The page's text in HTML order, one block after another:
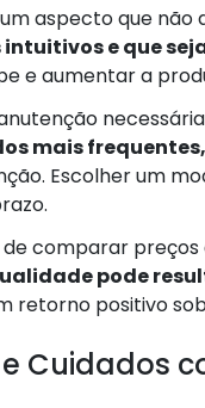
aspecto que não
e que
e aumentar a
mais frequentes,
Escolher um
de comparar
pode
retorno positivo
Cuidados